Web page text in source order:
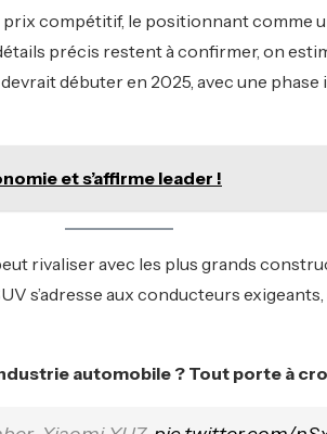
compétitif, le positionnant comme
précis restent à confirmer, on
débuter en 2025, avec une phase
et s’affirme leader !
rivaliser avec les plus grands
s’adresse aux conducteurs
automobile ? Tout porte à